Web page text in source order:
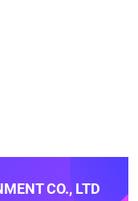
CO., LTD